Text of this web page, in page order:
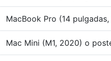
MacBook Pro (14
Mac Mini (M1, 2020) o